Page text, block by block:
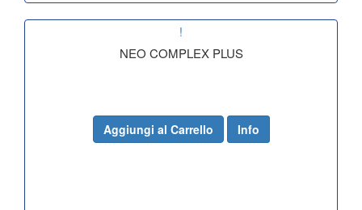
!
NEO COMPLEX PLUS
Aggiungi al Carrello Info